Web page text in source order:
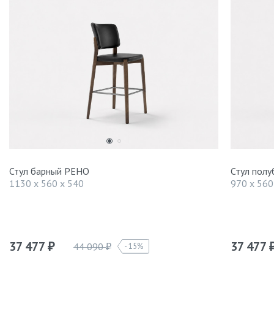
Стул барный РЕНО
1130 x 560 x 540
37 477 ₽ 44 090₽ 15%
Стул
970 x
37 477